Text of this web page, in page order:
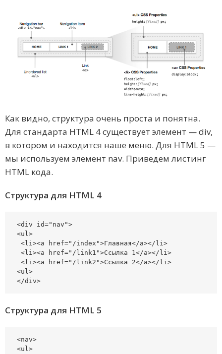
Как видно, структура очень проста и понятна.
Для стандарта HTML 4 существует элемент — div,
в котором и находится наше меню. Для HTML 5 —
мы используем элемент nav. Приведем листинг
HTML кода.
Структура для HTML 4
<div id="nav">
<ul>
<li><a href="/index">Главная</a></li>
<li><a href="/link1">Ссылка 1</a></li>
<li><a href="/link2">Ссылка 2</a></li>
<ul>
</div>
Структура для HTML 5
<nav>
<ul>